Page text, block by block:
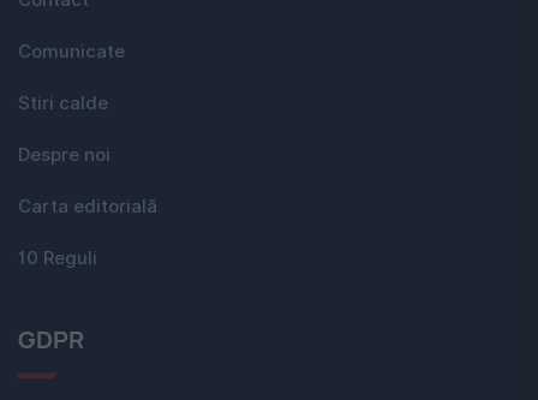
Comunicate
Stiri calde
Despre noi
Carta editorială
10 Reguli
GDPR